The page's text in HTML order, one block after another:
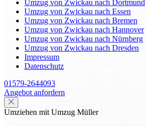
Umzug von Zwickau nach Dortmund
Umzug von Zwickau nach Essen
Umzug von Zwickau nach Bremen
Umzug von Zwickau nach Hannover
Umzug von Zwickau nach Nürnberg
Umzug von Zwickau nach Dresden
Impressum
Datenschutz
01579-2644093
Angebot anfordern
Umziehen mit Umzug Müller